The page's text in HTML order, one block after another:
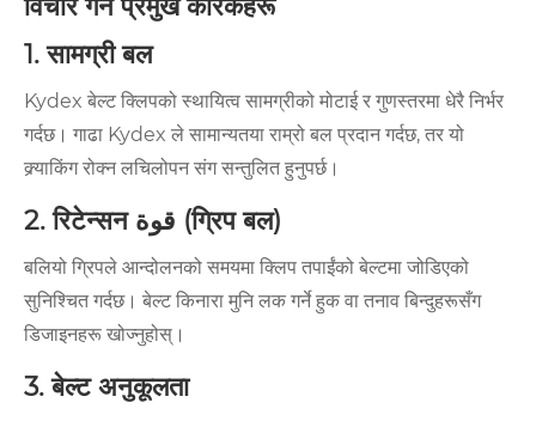
विचार गर्न प्रमुख कारकहरू
1. सामग्री बल
Kydex बेल्ट क्लिपको स्थायित्व सामग्रीको मोटाई र गुणस्तरमा धेरै निर्भर
गर्दछ। गाढा Kydex ले सामान्यतया राम्रो बल प्रदान गर्दछ, तर यो
क्र्याकिंग रोक्न लचिलोपन संग सन्तुलित हुनुपर्छ।
2. रिटेन्सन قوة (ग्रिप बल)
बलियो ग्रिपले आन्दोलनको समयमा क्लिप तपाईंको बेल्टमा जोडिएको
सुनिश्चित गर्दछ। बेल्ट किनारा मुनि लक गर्ने हुक वा तनाव बिन्दुहरूसँग
डिजाइनहरू खोज्नुहोस्।
3. बेल्ट अनुकूलता